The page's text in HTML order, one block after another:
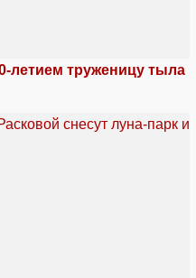
летием труженицу тыла